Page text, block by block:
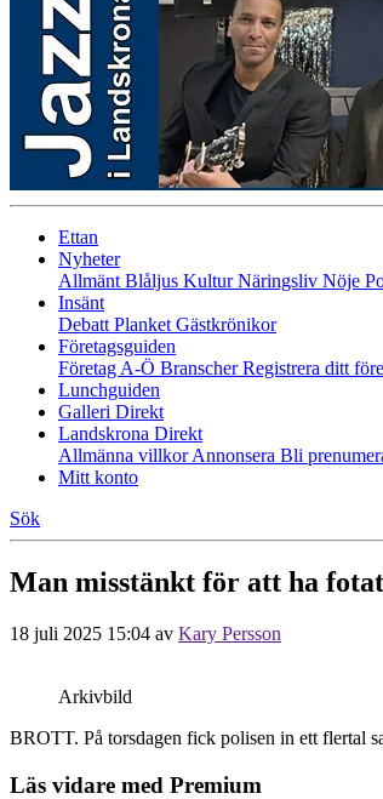
Ettan
Nyheter
Allmänt Blåljus KulturNäringsliv Nöje
Insänt
Debatt Planket Gästkrönikor
Företagsguiden
Företag A-Ö BranscherRegistrera ditt
Lunchguiden
Galleri Direkt
Landskrona Direkt
Allmänna villkorAnnonsera Bli
Mitt konto
Sök
Man misstänkt för att ha
18 juli 2025 15:04 av Kary Persson
Arkivbild
BROTT. På torsdagen fick polisen in ett flertal
Läs vidare med Premium